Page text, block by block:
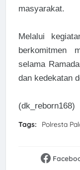
masyarakat.
Melalui
berkomitmen
selama
dan kedekatan
(dk_reborn168)
Tags:
Polresta